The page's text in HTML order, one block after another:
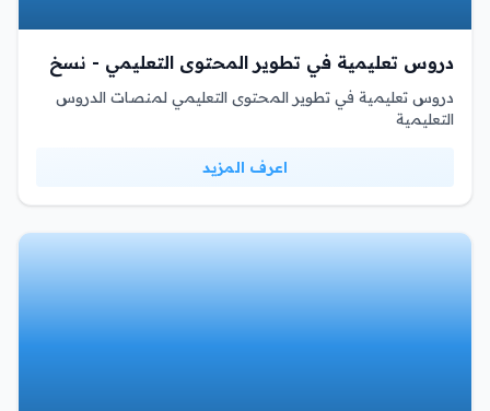
دروس تعليمية في تطوير المحتوى التعليمي - نسخ
دروس تعليمية في تطوير المحتوى التعليمي لمنصات الدروس
التعليمية
اعرف المزيد